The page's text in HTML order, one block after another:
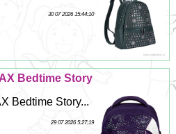
30 07 2026 15:44:10
Bedtime Story
Bedtime Story...
29 07 2026 5:27:19